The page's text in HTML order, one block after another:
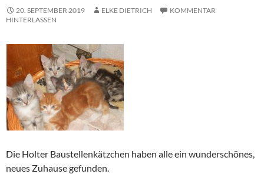
20. SEPTEMBER 2019 ELKE DIETRICH
KOMMENTAR
HINTERLASSEN
Die Holter Baustellenkätzchen haben alle ein wunderschönes,
neues Zuhause gefunden.